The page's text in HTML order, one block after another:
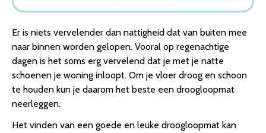
Er is niets vervelender dan nattigheid dat van buiten mee
naar binnen worden gelopen. Vooral op regenachtige
dagen is het soms erg vervelend dat je met je natte
schoenen je woning inloopt. Om je vloer droog en schoon
te houden kun je daarom het beste een droogloopmat
neerleggen.
Het vinden van een goede en leuke droogloopmat kan